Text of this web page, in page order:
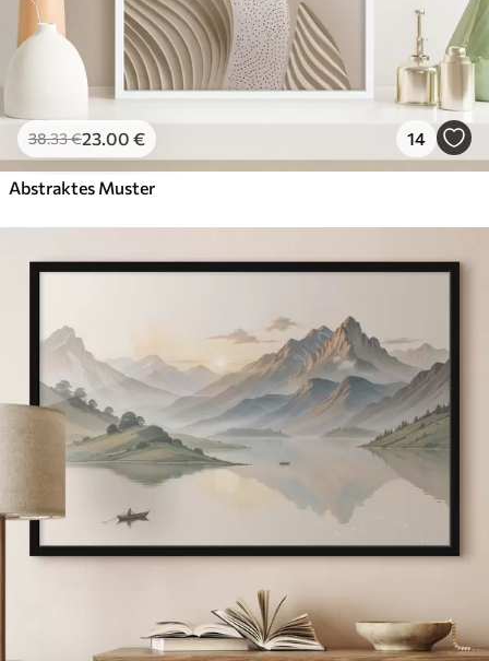
38.33€23.00 € 14
Abstraktes Muster